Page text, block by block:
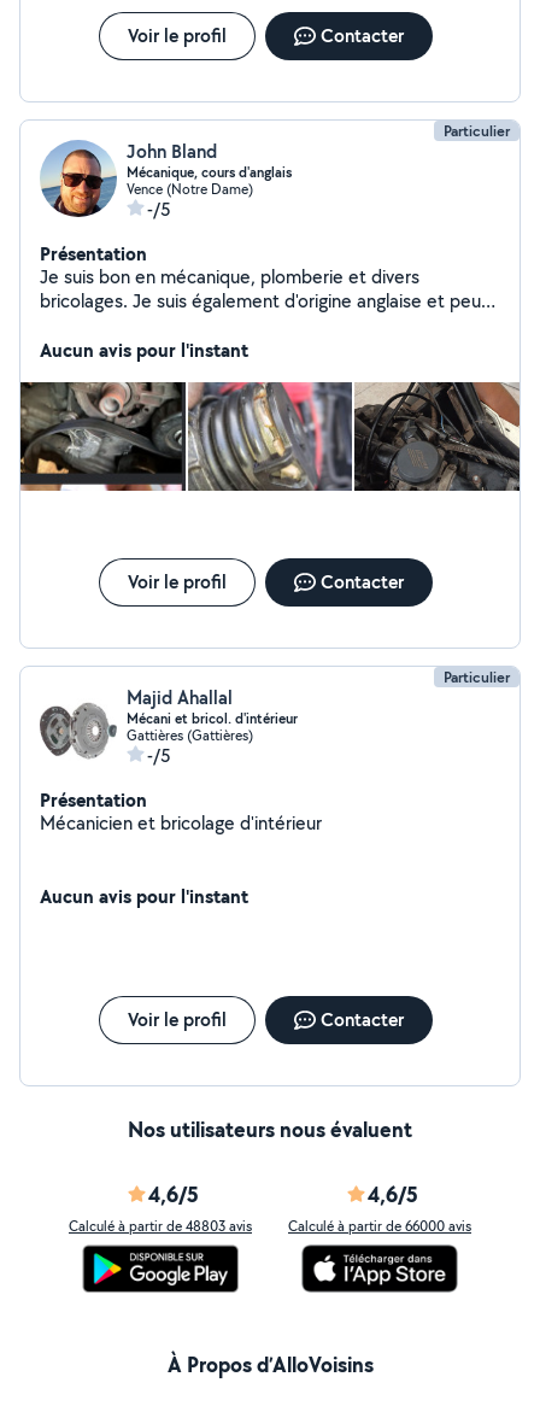
Voir le profil Contacter
Particulier
John Bland
Mécanique, cours d'anglais
Vence (Notre Dame)
-/5
Présentation
Je suis bon en mécanique, plomberie et divers
bricolages. Je suis également d'origine anglaise et peut
Aucun avis pour l'instant
Voir le profil Contacter
Particulier
Majid Ahallal
Mécani et bricol. d'intérieur
Gattières (Gattières)
-/5
Présentation
Mécanicien et bricolage d'intérieur
Aucun avis pour l'instant
Voir le profil Contacter
Nos utilisateurs nous évaluent
4,6/5
Calculé à partir de 48803 avis
4,6/5
Calculé à partir de 66000 avis
À Propos d’AlloVoisins